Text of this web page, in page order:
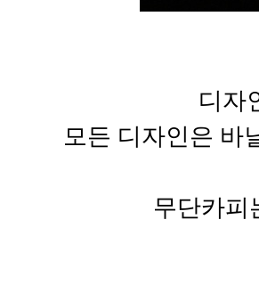
디자
모든 디자인은 바
무단카피